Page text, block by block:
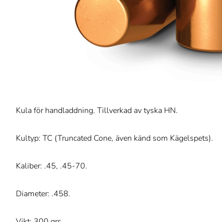
Kula för handladdning. Tillverkad av tyska HN.
Kultyp: TC (Truncated Cone, även känd som Kägelspets).
Kaliber: .45, .45-70.
Diameter: .458.